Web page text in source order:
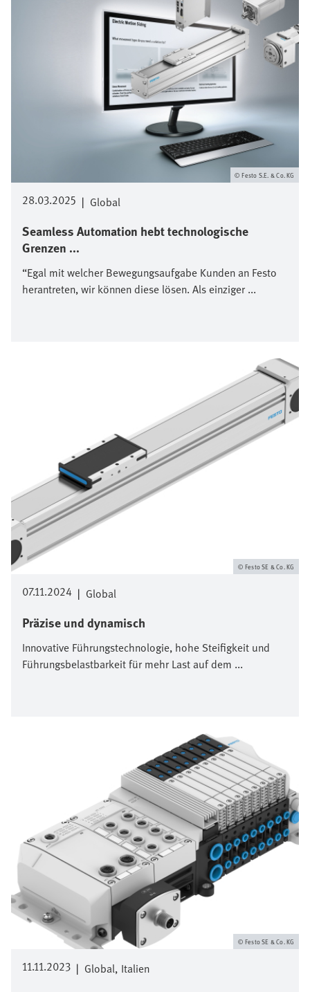
28.03.2025 | Global
Seamless Automation hebt technologische
Grenzen ...
“Egal mit welcher Bewegungsaufgabe Kunden an Festo
herantreten, wir können diese lösen. Als einziger ...
Festo S.E. & Co. KG
07.11.2024 | Global
Präzise und dynamisch
Innovative Führungstechnologie, hohe Steifigkeit und
Führungsbelastbarkeit für mehr Last auf dem ...
Festo SE & Co. KG
11.11.2023 | Global Italien
Festo SE & Co. KG